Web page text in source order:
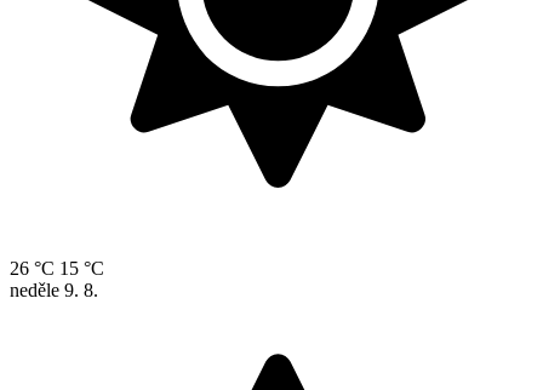
26 °C 15 °C
neděle 9. 8.